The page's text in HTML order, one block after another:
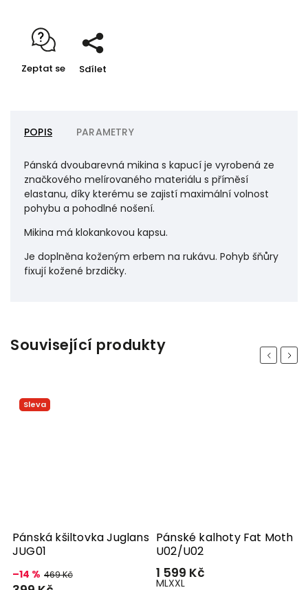
Zeptat se Sdílet
POPIS PARAMETRY
Pánská dvoubarevná mikina s kapucí je vyrobená ze
značkového melírovaného materiálu s příměsí
elastanu, díky kterému se zajistí maximální volnost
pohybu a pohodlné nošení.
Mikina má klokankovou kapsu.
Je doplněna koženým erbem na rukávu. Pohyb šňůry
fixují kožené brzdičky.
Související produkty Previous
Sleva
Pánská kšiltovka Juglans
JUG01
–14 % 469 Kč
Pánské kalhoty Fat Moth
U02/U02
1 599 Kč
MLXXL
Next